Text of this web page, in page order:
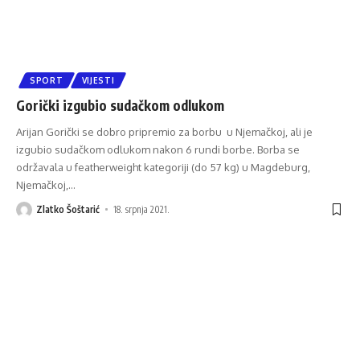
SPORT VIJESTI
Gorički izgubio sudačkom odlukom
Arijan Gorički se dobro pripremio za borbu u Njemačkoj, ali je
izgubio sudačkom odlukom nakon 6 rundi borbe. Borba se
održavala u featherweight kategoriji (do 57 kg) u Magdeburg,
Njemačkoj, …
Zlatko Šoštarić 18. srpnja 2021.